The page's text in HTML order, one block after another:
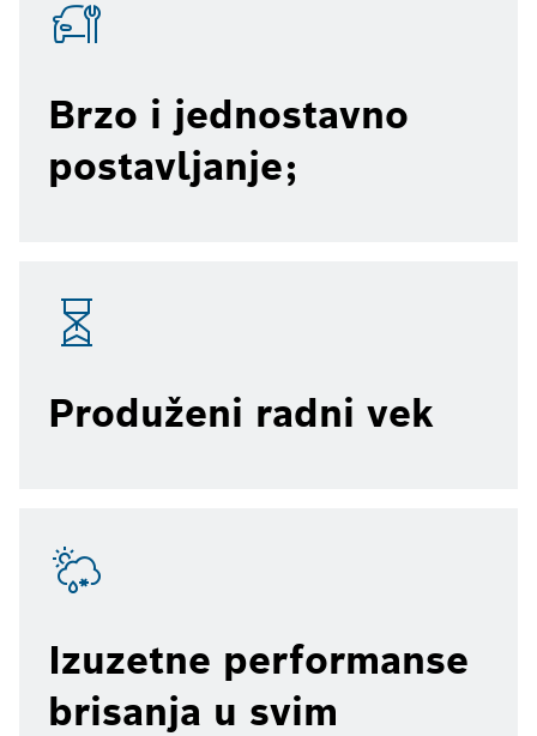
Brzo i jednostavno
postavljanje;
Produženi radni vek
Izuzetne performanse
brisanja u svim